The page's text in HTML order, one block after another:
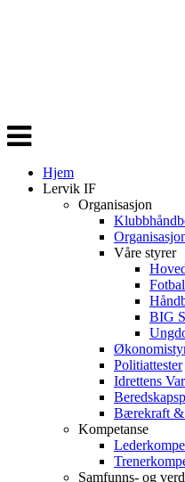
Veksle
navigasjon
Hjem
Lervik IF
Organisasjon
Våre styrer
BIG
Politiattester
Idrettens
Bærekraft
Kompetanse
Samfunns- og